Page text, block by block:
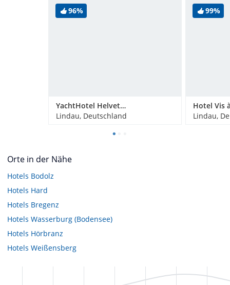
96%
YachtHotel Helvetia Wellness & Spa Domizil
Lindau, Deutschland
99%
Hotel Vis
Lindau,
Orte in der Nähe
Hotels Bodolz
Hotels Hard
Hotels Bregenz
Hotels Wasserburg (Bodensee)
Hotels Hörbranz
Hotels Weißensberg